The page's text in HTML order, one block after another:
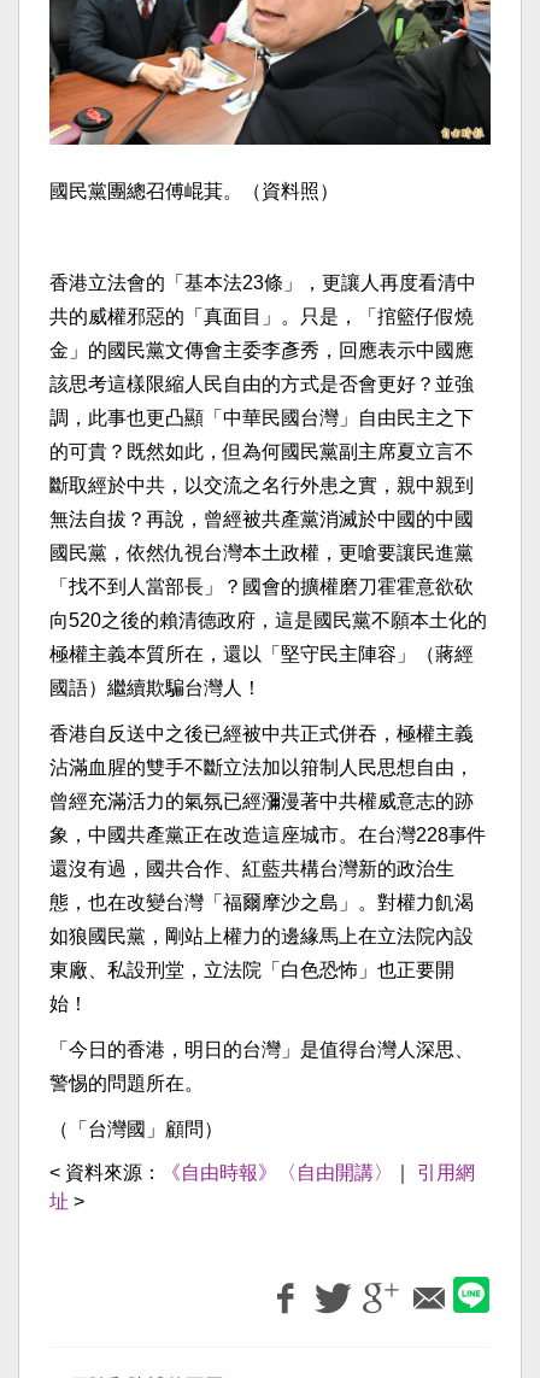
國民黨團總召傅崐萁。（資料照）
香港立法會的「基本法23條」，更讓人再度看清中
共的威權邪惡的「真面目」。只是，「捾籃仔假燒
金」的國民黨文傳會主委李彥秀，回應表示中國應
該思考這樣限縮人民自由的方式是否會更好？並強
調，此事也更凸顯「中華民國台灣」自由民主之下
的可貴？既然如此，但為何國民黨副主席夏立言不
斷取經於中共，以交流之名行外患之實，親中親到
無法自拔？再說，曾經被共產黨消滅於中國的中國
國民黨，依然仇視台灣本土政權，更嗆要讓民進黨
「找不到人當部長」？國會的擴權磨刀霍霍意欲砍
向520之後的賴清德政府，這是國民黨不願本土化的
極權主義本質所在，還以「堅守民主陣容」（蔣經
國語）繼續欺騙台灣人！
香港自反送中之後已經被中共正式併吞，極權主義
沾滿血腥的雙手不斷立法加以箝制人民思想自由，
曾經充滿活力的氣氛已經瀰漫著中共權威意志的跡
象，中國共產黨正在改造這座城市。在台灣228事件
還沒有過，國共合作、紅藍共構台灣新的政治生
態，也在改變台灣「福爾摩沙之島」。對權力飢渴
如狼國民黨，剛站上權力的邊緣馬上在立法院內設
東廠、私設刑堂，立法院「白色恐怖」也正要開
始！
「今日的香港，明日的台灣」是值得台灣人深思、
警惕的問題所在。
（「台灣國」顧問）
< 資料來源： 《自由時報》〈自由開講〉
引用網
址 >